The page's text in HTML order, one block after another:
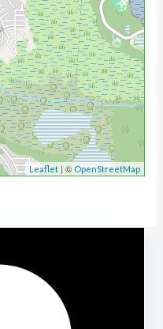
Leaflet | ©OpenStreetMap